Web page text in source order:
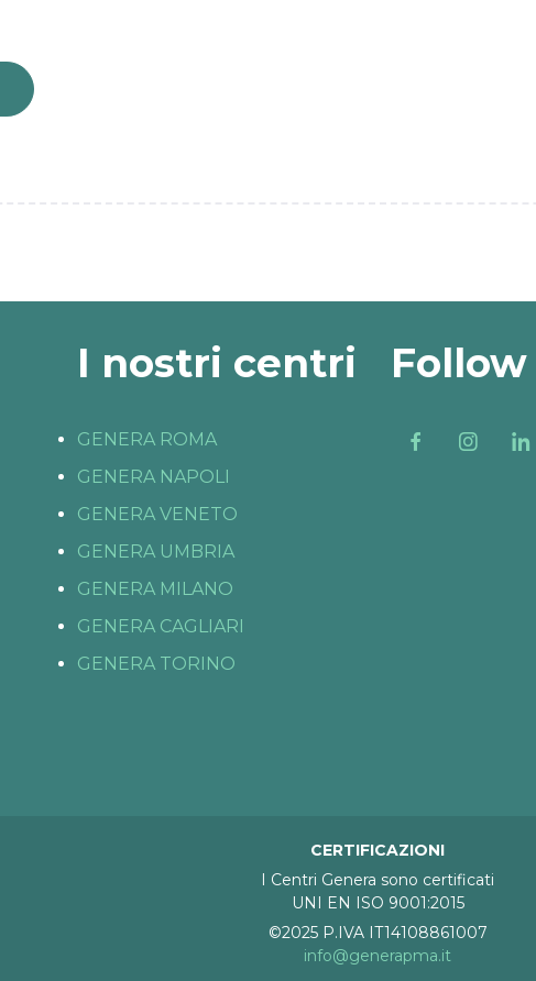
I nostri centri
GENERA ROMA
GENERA NAPOLI
GENERA VENETO
GENERA UMBRIA
GENERA MILANO
GENERA CAGLIARI
GENERA TORINO
Follow
CERTIFICAZIONI
I Centri Genera sono certificati
UNI EN ISO 9001:2015
©2025 P.IVA IT14108861007
info@generapma.it